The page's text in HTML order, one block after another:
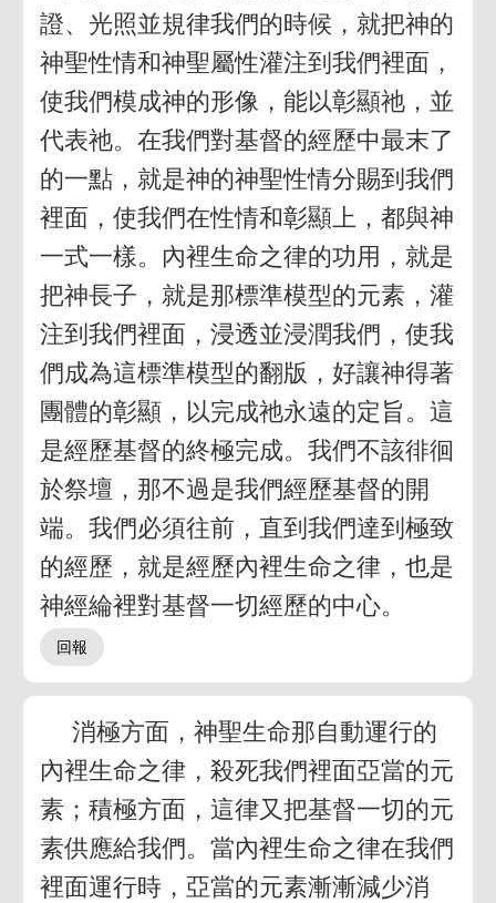
證、光照並規律我們的時候，就把神的
神聖性情和神聖屬性灌注到我們裡面，
使我們模成神的形像，能以彰顯祂，並
代表祂。在我們對基督的經歷中最末了
的一點，就是神的神聖性情分賜到我們
裡面，使我們在性情和彰顯上，都與神
一式一樣。內裡生命之律的功用，就是
把神長子，就是那標準模型的元素，灌
注到我們裡面，浸透並浸潤我們，使我
們成為這標準模型的翻版，好讓神得著
團體的彰顯，以完成祂永遠的定旨。這
是經歷基督的終極完成。我們不該徘徊
於祭壇，那不過是我們經歷基督的開
端。我們必須往前，直到我們達到極致
的經歷，就是經歷內裡生命之律，也是
神經綸裡對基督一切經歷的中心。
消極方面，神聖生命那自動運行的
內裡生命之律，殺死我們裡面亞當的元
素；積極方面，這律又把基督一切的元
素供應給我們。當內裡生命之律在我們
裡面運行時，亞當的元素漸漸減少消